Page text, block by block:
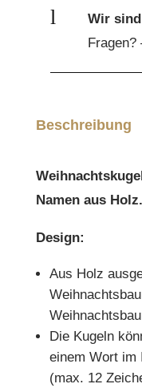
l Wir
Fragen?
Beschreibung
Namen aus
Design:
Aus Holz
Die Kugeln
einem Wort im
(max. 12